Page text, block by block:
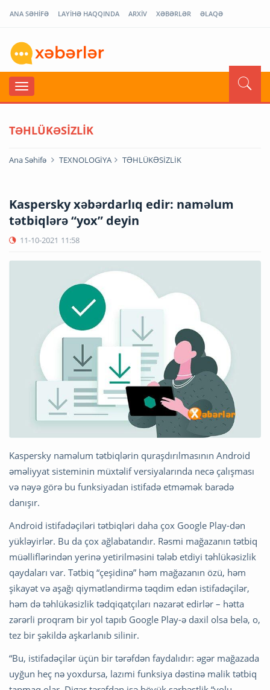
ANA SƏHİFƏ LAYİHƏ HAQQINDA ARXİV XƏBƏRLƏR ƏLAQƏ
TƏHLÜKƏSİZLİK
Ana Səhifə TEXNOLOGİYA TƏHLÜKƏSİZLİK
Kaspersky xəbərdarlıq edir: naməlum
tətbiqlərə “yox” deyin
11-10-2021 11:58
Kaspersky naməlum tətbiqlərin quraşdırılmasının Android
əməliyyat sisteminin müxtəlif versiyalarında necə çalışması
və nəyə görə bu funksiyadan istifadə etməmək barədə
danışır.
Android istifadəçiləri tətbiqləri daha çox Google Play-dən
yükləyirlər. Bu da çox ağlabatandır. Rəsmi mağazanın tətbiq
müəlliflərindən yerinə yetirilməsini tələb etdiyi təhlükəsizlik
qaydaları var. Tətbiq “çeşidinə” həm mağazanın özü, həm
şikayət və aşağı qiymətləndirmə təqdim edən istifadəçilər,
həm də təhlükəsizlik tədqiqatçıları nəzarət edirlər – hətta
zərərli proqram bir yol tapıb Google Play-ə daxil olsa belə, o,
tez bir şəkildə aşkarlanıb silinir.
“Bu, istifadəçilər üçün bir tərəfdən faydalıdır: əgər mağazada
uyğun heç nə yoxdursa, lazımi funksiya dəstinə malik tətbiq